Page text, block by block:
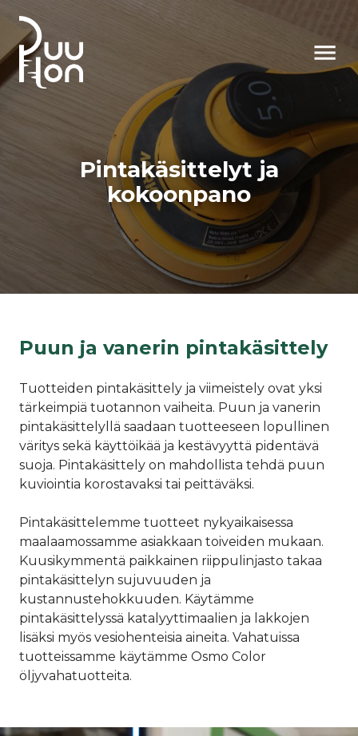
AVAA
Pintakäsittelyt ja
kokoonpano
Puun ja vanerin pintakäsittely
Tuotteiden pintakäsittely ja viimeistely ovat yksi
tärkeimpiä tuotannon vaiheita. Puun ja vanerin
pintakäsittelyllä saadaan tuotteeseen lopullinen
väritys sekä käyttöikää ja kestävyyttä pidentävä
suoja. Pintakäsittely on mahdollista tehdä puun
kuviointia korostavaksi tai peittäväksi.
Pintakäsittelemme tuotteet nykyaikaisessa
maalaamossamme asiakkaan toiveiden mukaan.
Kuusikymmentä paikkainen riippulinjasto takaa
pintakäsittelyn sujuvuuden ja
kustannustehokkuuden. Käytämme
pintakäsittelyssä katalyyttimaalien ja lakkojen
lisäksi myös vesiohenteisia aineita. Vahatuissa
tuotteissamme käytämme Osmo Color
öljyvahatuotteita.